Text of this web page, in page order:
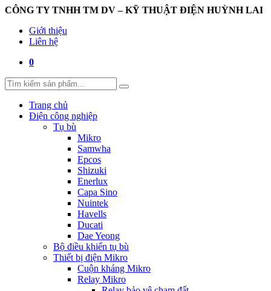
CÔNG TY TNHH TM DV – KỸ THUẬT ĐIỆN HUỲNH LAI
Giới thiệu
Liên hệ
0
Trang chủ
Điện công nghiệp
Tụ bù
Mikro
Samwha
Epcos
Shizuki
Enerlux
Capa Sino
Nuintek
Havells
Ducati
Dae Yeong
Bộ điều khiển tụ bù
Thiết bị điện Mikro
Cuộn kháng Mikro
Relay Mikro